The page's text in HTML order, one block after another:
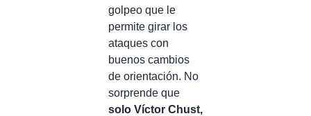
golpeo que le
permite girar los
ataques con
buenos cambios
de orientación. No
sorprende que
solo Víctor Chust,